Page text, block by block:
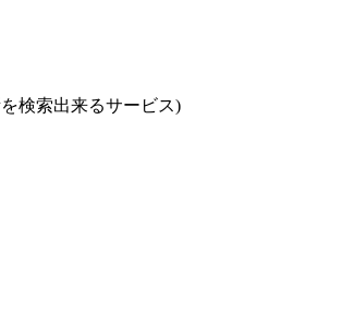
検索出来るサービス)